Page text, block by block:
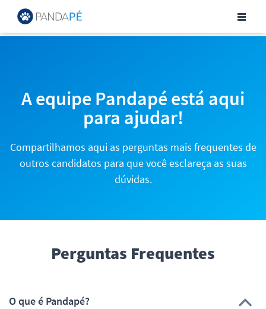
Central de Ajuda para
A equipe Pandapé está aqui
para ajudar!
Compartilhamos aqui as perguntas mais frequentes de
outros candidatos para que você esclareça as suas
dúvidas.
Perguntas Frequentes
O que é Pandapé?